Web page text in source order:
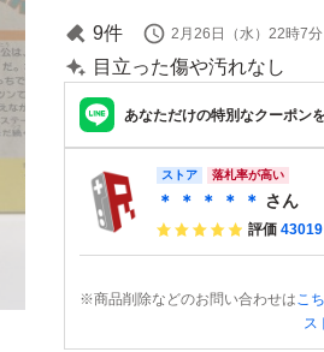
9件 2月26日（水）22時7分
目立った傷や汚れなし
あなただけの特別なクーポン
ストア 落札率が高い
＊ ＊ ＊ ＊ ＊ さん
評価 43019
※商品削除などのお問い合わせはこ
ス